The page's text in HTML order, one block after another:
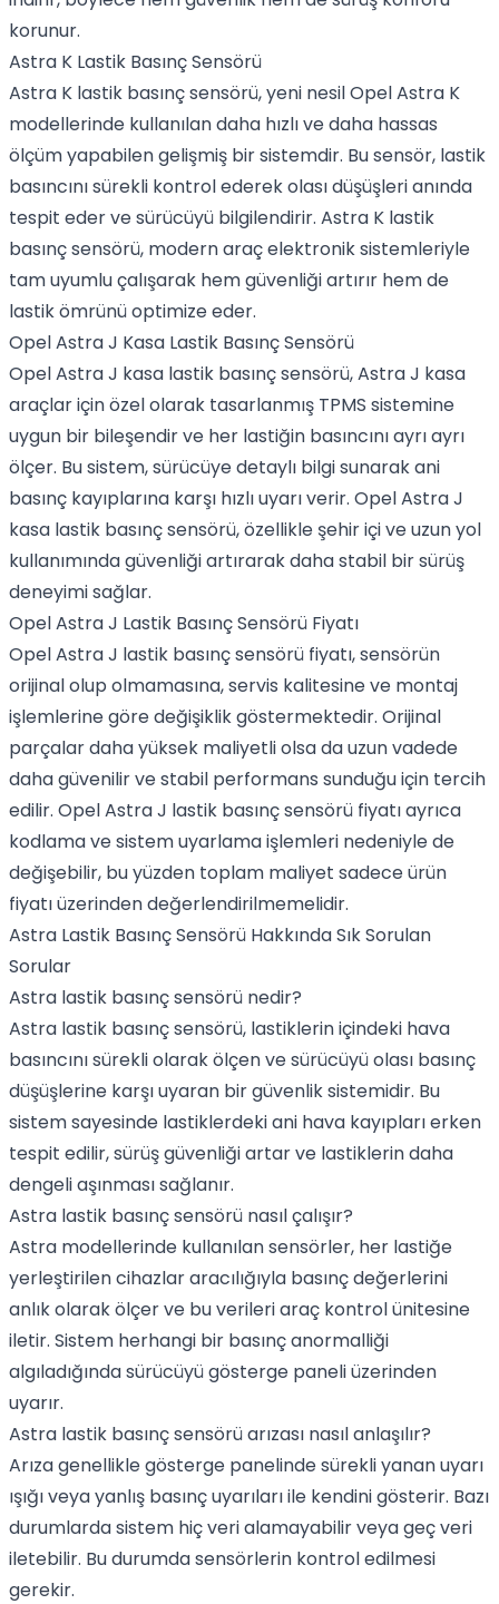
korunur.
Astra K Lastik Basınç Sensörü
Astra K lastik basınç sensörü, yeni nesil Opel Astra K
modellerinde kullanılan daha hızlı ve daha hassas
ölçüm yapabilen gelişmiş bir sistemdir. Bu sensör, lastik
basıncını sürekli kontrol ederek olası düşüşleri anında
tespit eder ve sürücüyü bilgilendirir. Astra K lastik
basınç sensörü, modern araç elektronik sistemleriyle
tam uyumlu çalışarak hem güvenliği artırır hem de
lastik ömrünü optimize eder.
Opel Astra J Kasa Lastik Basınç Sensörü
Opel Astra J kasa lastik basınç sensörü, Astra J kasa
araçlar için özel olarak tasarlanmış TPMS sistemine
uygun bir bileşendir ve her lastiğin basıncını ayrı ayrı
ölçer. Bu sistem, sürücüye detaylı bilgi sunarak ani
basınç kayıplarına karşı hızlı uyarı verir. Opel Astra J
kasa lastik basınç sensörü, özellikle şehir içi ve uzun yol
kullanımında güvenliği artırarak daha stabil bir sürüş
deneyimi sağlar.
Opel Astra J Lastik Basınç Sensörü Fiyatı
Opel Astra J lastik basınç sensörü fiyatı, sensörün
orijinal olup olmamasına, servis kalitesine ve montaj
işlemlerine göre değişiklik göstermektedir. Orijinal
parçalar daha yüksek maliyetli olsa da uzun vadede
daha güvenilir ve stabil performans sunduğu için tercih
edilir. Opel Astra J lastik basınç sensörü fiyatı ayrıca
kodlama ve sistem uyarlama işlemleri nedeniyle de
değişebilir, bu yüzden toplam maliyet sadece ürün
fiyatı üzerinden değerlendirilmemelidir.
Astra Lastik Basınç Sensörü Hakkında Sık Sorulan
Sorular
Astra lastik basınç sensörü nedir?
Astra lastik basınç sensörü, lastiklerin içindeki hava
basıncını sürekli olarak ölçen ve sürücüyü olası basınç
düşüşlerine karşı uyaran bir güvenlik sistemidir. Bu
sistem sayesinde lastiklerdeki ani hava kayıpları erken
tespit edilir, sürüş güvenliği artar ve lastiklerin daha
dengeli aşınması sağlanır.
Astra lastik basınç sensörü nasıl çalışır?
Astra modellerinde kullanılan sensörler, her lastiğe
yerleştirilen cihazlar aracılığıyla basınç değerlerini
anlık olarak ölçer ve bu verileri araç kontrol ünitesine
iletir. Sistem herhangi bir basınç anormalliği
algıladığında sürücüyü gösterge paneli üzerinden
uyarır.
Astra lastik basınç sensörü arızası nasıl anlaşılır?
Arıza genellikle gösterge panelinde sürekli yanan uyarı
ışığı veya yanlış basınç uyarıları ile kendini gösterir. Bazı
durumlarda sistem hiç veri alamayabilir veya geç veri
iletebilir. Bu durumda sensörlerin kontrol edilmesi
gerekir.